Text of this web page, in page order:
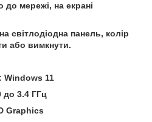
до мережі, на екрані
світлодіодна панель, колір
або вимкнути.
Windows 11
до 3.4 ГГц
Graphics